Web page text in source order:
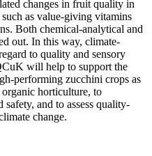
changes in fruit quality in
as value-giving vitamins
Both chemical-analytical and
out. In this way, climate-
to quality and sensory
will help to support the
performing zucchini crops as
horticulture, to
and to assess quality-
change.